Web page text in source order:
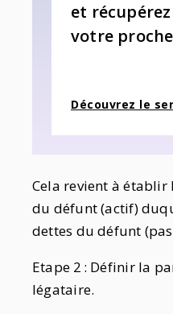
et
votre proche
Découvrez le
Cela revient à établir
du défunt (actif)
dettes du défunt
Etape 2 : Définir la
légataire.